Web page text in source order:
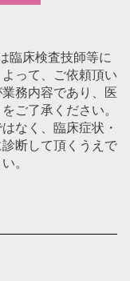
臨床検査技師等に
って、ご依頼頂い
務内容であり、医
ご了承ください。
なく、臨床症状・
断して頂くうえで
。